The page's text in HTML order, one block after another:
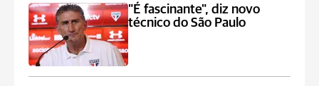
"É fascinante", diz novo
técnico do São Paulo